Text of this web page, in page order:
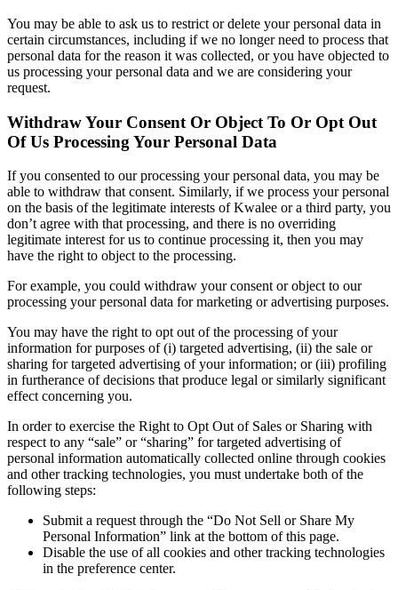
You may be able to ask us to restrict or delete your personal data in
certain circumstances, including if we no longer need to process that
personal data for the reason it was collected, or you have objected to
us processing your personal data and we are considering your
request.
Withdraw Your Consent Or Object To Or Opt Out
Of Us Processing Your Personal Data
If you consented to our processing your personal data, you may be
able to withdraw that consent. Similarly, if we process your personal
on the basis of the legitimate interests of Kwalee or a third party, you
don’t agree with that processing, and there is no overriding
legitimate interest for us to continue processing it, then you may
have the right to object to the processing.
For example, you could withdraw your consent or object to our
processing your personal data for marketing or advertising purposes.
You may have the right to opt out of the processing of your
information for purposes of (i) targeted advertising, (ii) the sale or
sharing for targeted advertising of your information; or (iii) profiling
in furtherance of decisions that produce legal or similarly significant
effect concerning you.
In order to exercise the Right to Opt Out of Sales or Sharing with
respect to any “sale” or “sharing” for targeted advertising of
personal information automatically collected online through cookies
and other tracking technologies, you must undertake both of the
following steps:
Submit a request through the “Do Not Sell or Share My
Personal Information” link at the bottom of this page.
Disable the use of all cookies and other tracking technologies
in the preference center.